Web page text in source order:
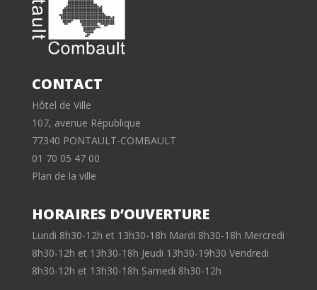
CONTACT
Hôtel de Ville
107, avenue République
77340 PONTAULT-COMBAULT
01 70 05 47 00
Plan de la ville
HORAIRES D’OUVERTURE
Lundi 8h30-12h et 13h30-18h Mardi 8h30-18h Mercredi
8h30-12h et 13h30-18h Jeudi 13h30-19h30 Vendredi
8h30-12h et 13h30-18h Samedi 8h30-12h